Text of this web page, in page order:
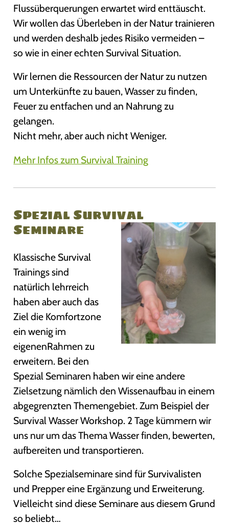
Flussüberquerungen erwartet wird enttäuscht.
Wir wollen das Überleben in der Natur trainieren
und werden deshalb jedes Risiko vermeiden –
so wie in einer echten Survival Situation.
Wir lernen die Ressourcen der Natur zu nutzen
um Unterkünfte zu bauen, Wasser zu finden,
Feuer zu entfachen und an Nahrung zu
gelangen.
Nicht mehr, aber auch nicht Weniger.
Mehr Infos zum Survival Training
Spezial Survival
Seminare
Klassische Survival
Trainings sind
natürlich lehrreich
haben aber auch das
Ziel die Komfortzone
ein wenig im
eigenenRahmen zu
erweitern. Bei den
Spezial Seminaren haben wir eine andere
Zielsetzung nämlich den Wissenaufbau in einem
abgegrenzten Themengebiet. Zum Beispiel der
Survival Wasser Workshop. 2 Tage kümmern wir
uns nur um das Thema Wasser finden, bewerten,
aufbereiten und transportieren.
Solche Spezialseminare sind für Survivalisten
und Prepper eine Ergänzung und Erweiterung.
Vielleicht sind diese Seminare aus diesem Grund
so beliebt…